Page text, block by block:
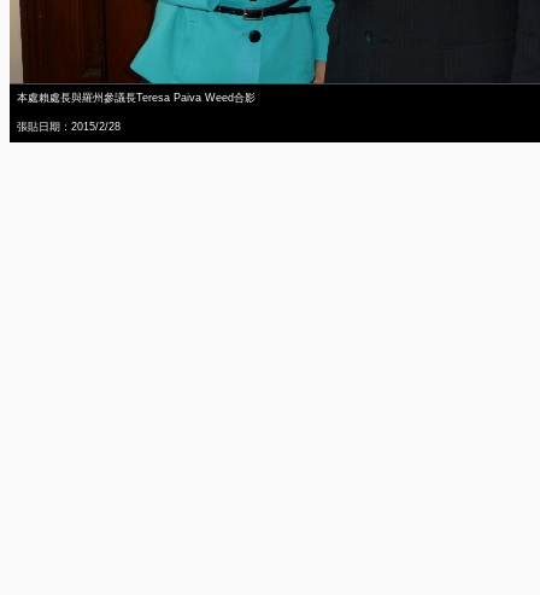
本處賴處長與羅州參議長Teresa Paiva Weed合影
張貼日期：2015/2/28